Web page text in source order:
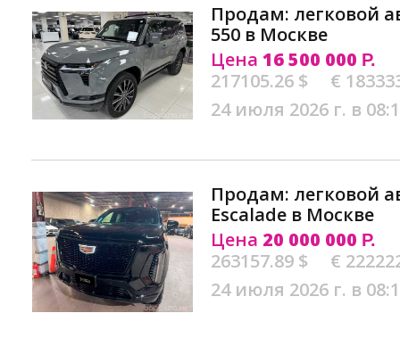
Продам: легковой
550 в Москве
Цена 16 500 000 Р.
217105.26 $
€
24 июля 2026 г. в
Продам: легковой
Escalade в Москве
Цена 20 000 000 Р.
263157.89 $
€
24 июля 2026 г. в